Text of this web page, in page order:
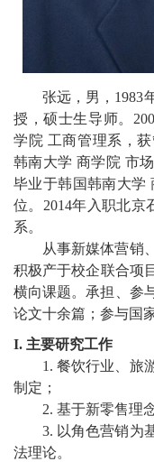
教
育
教
学
师
资
科
张远，男， 1983
授 ，硕士生导师。
学院 工商管理系，获
韩南大学 商学院 市
毕业于韩国韩南大学
位。 2014年入职北京
系。
从事新媒体营销
积极产于校企联合项
横向课题。承担
参
论文十余篇 ； 参与国
I. 主要研究工作
1. 餐饮行业、旅
制定；
2. 基于新零售理
3. 以角色营销为
法理论。